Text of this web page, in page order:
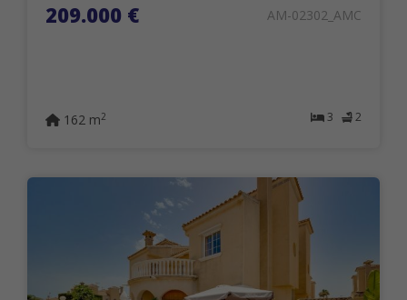
209.000 € AM-02302_AMC
3 2
162 m2